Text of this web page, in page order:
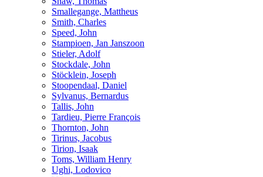
Smallegange, Mattheus
Smith, Charles
Speed, John
Stampioen, Jan Janszoon
Stieler, Adolf
Stockdale, John
Stöcklein, Joseph
Stoopendaal, Daniel
Sylvanus, Bernardus
Tallis, John
Tardieu, Pierre François
Thornton, John
Tirinus, Jacobus
Tirion, Isaak
Toms, William Henry
Ughi, Lodovico